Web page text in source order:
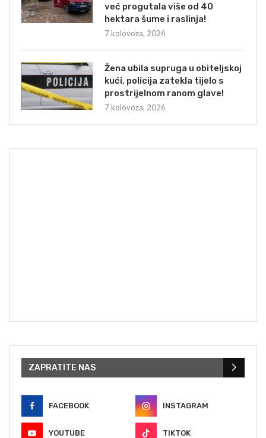
već progutala više od 40
hektara šume i raslinja!
7 kolovoza, 2026
Žena ubila supruga u obiteljskoj
kući, policija zatekla tijelo s
prostrijelnom ranom glave!
7 kolovoza, 2026
ZAPRATITE NAS
FACEBOOK INSTAGRAM
YOUTUBE TIKTOK